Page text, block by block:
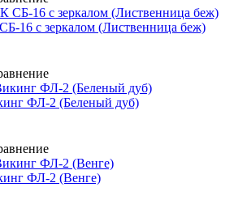
16 с зеркалом (Лиственница беж)
ФЛ-2 (Беленый дуб)
ФЛ-2 (Венге)